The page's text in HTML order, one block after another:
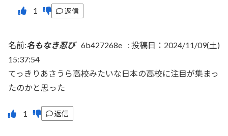
返信
名前:名もなき忍び 6b427268e : 投稿日：2024/11/09(土)
15:37:54
てっきりあさうら高校みたいな日本の高校に注目が集まっ
たのかと思った
返信